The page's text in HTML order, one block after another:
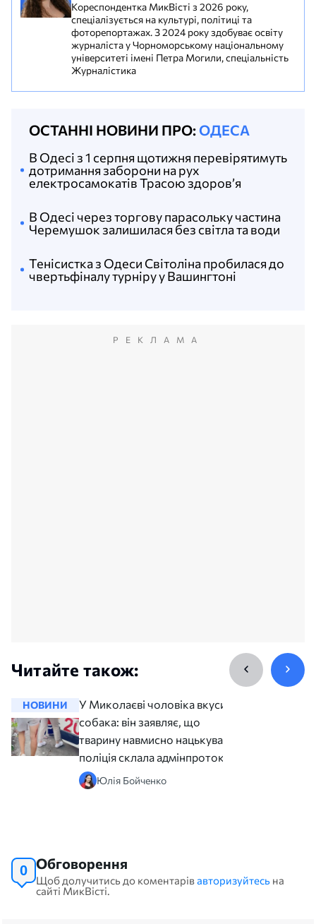
Кореспондентка МикВісті з 2026 року,
спеціалізується на культурі, політиці та
фоторепортажах. З 2024 року здобуває освіту
журналіста у Чорноморському національному
університеті імені Петра Могили, спеціальність
Журналістика
ОСТАННІ НОВИНИ ПРО: ОДЕСА
Тенісистка з Одеси Світоліна пробилася до
чвертьфіналу турніру у Вашингтоні
В Одесі через торгову парасольку частина
Черемушок залишилася без світла та води
В Одесі з 1 серпня щотижня перевірятимуть
дотримання заборони на рух
електросамокатів Трасою здоров’я
РЕКЛАМА
Читайте також:
НОВИНИ
У Миколаєві чоловіка вкусив
собака: він заявляє, що
тварину навмисно нацькували,
поліція склала адмінпротокол
Юлія Бойченко
0 Обговорення
Щоб долучитись до коментарівавторизуйтесь на
сайті МикВісті.